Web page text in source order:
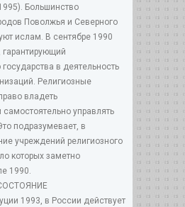
Большинство
Поволжья и Северного
ислам. В сентябре 1990
гарантирующий
в деятельность
Религиозные
владеть
самостоятельно управлять
подразумевает, в
учреждений религиозного
которых заметно
1990.
1993, в России действует